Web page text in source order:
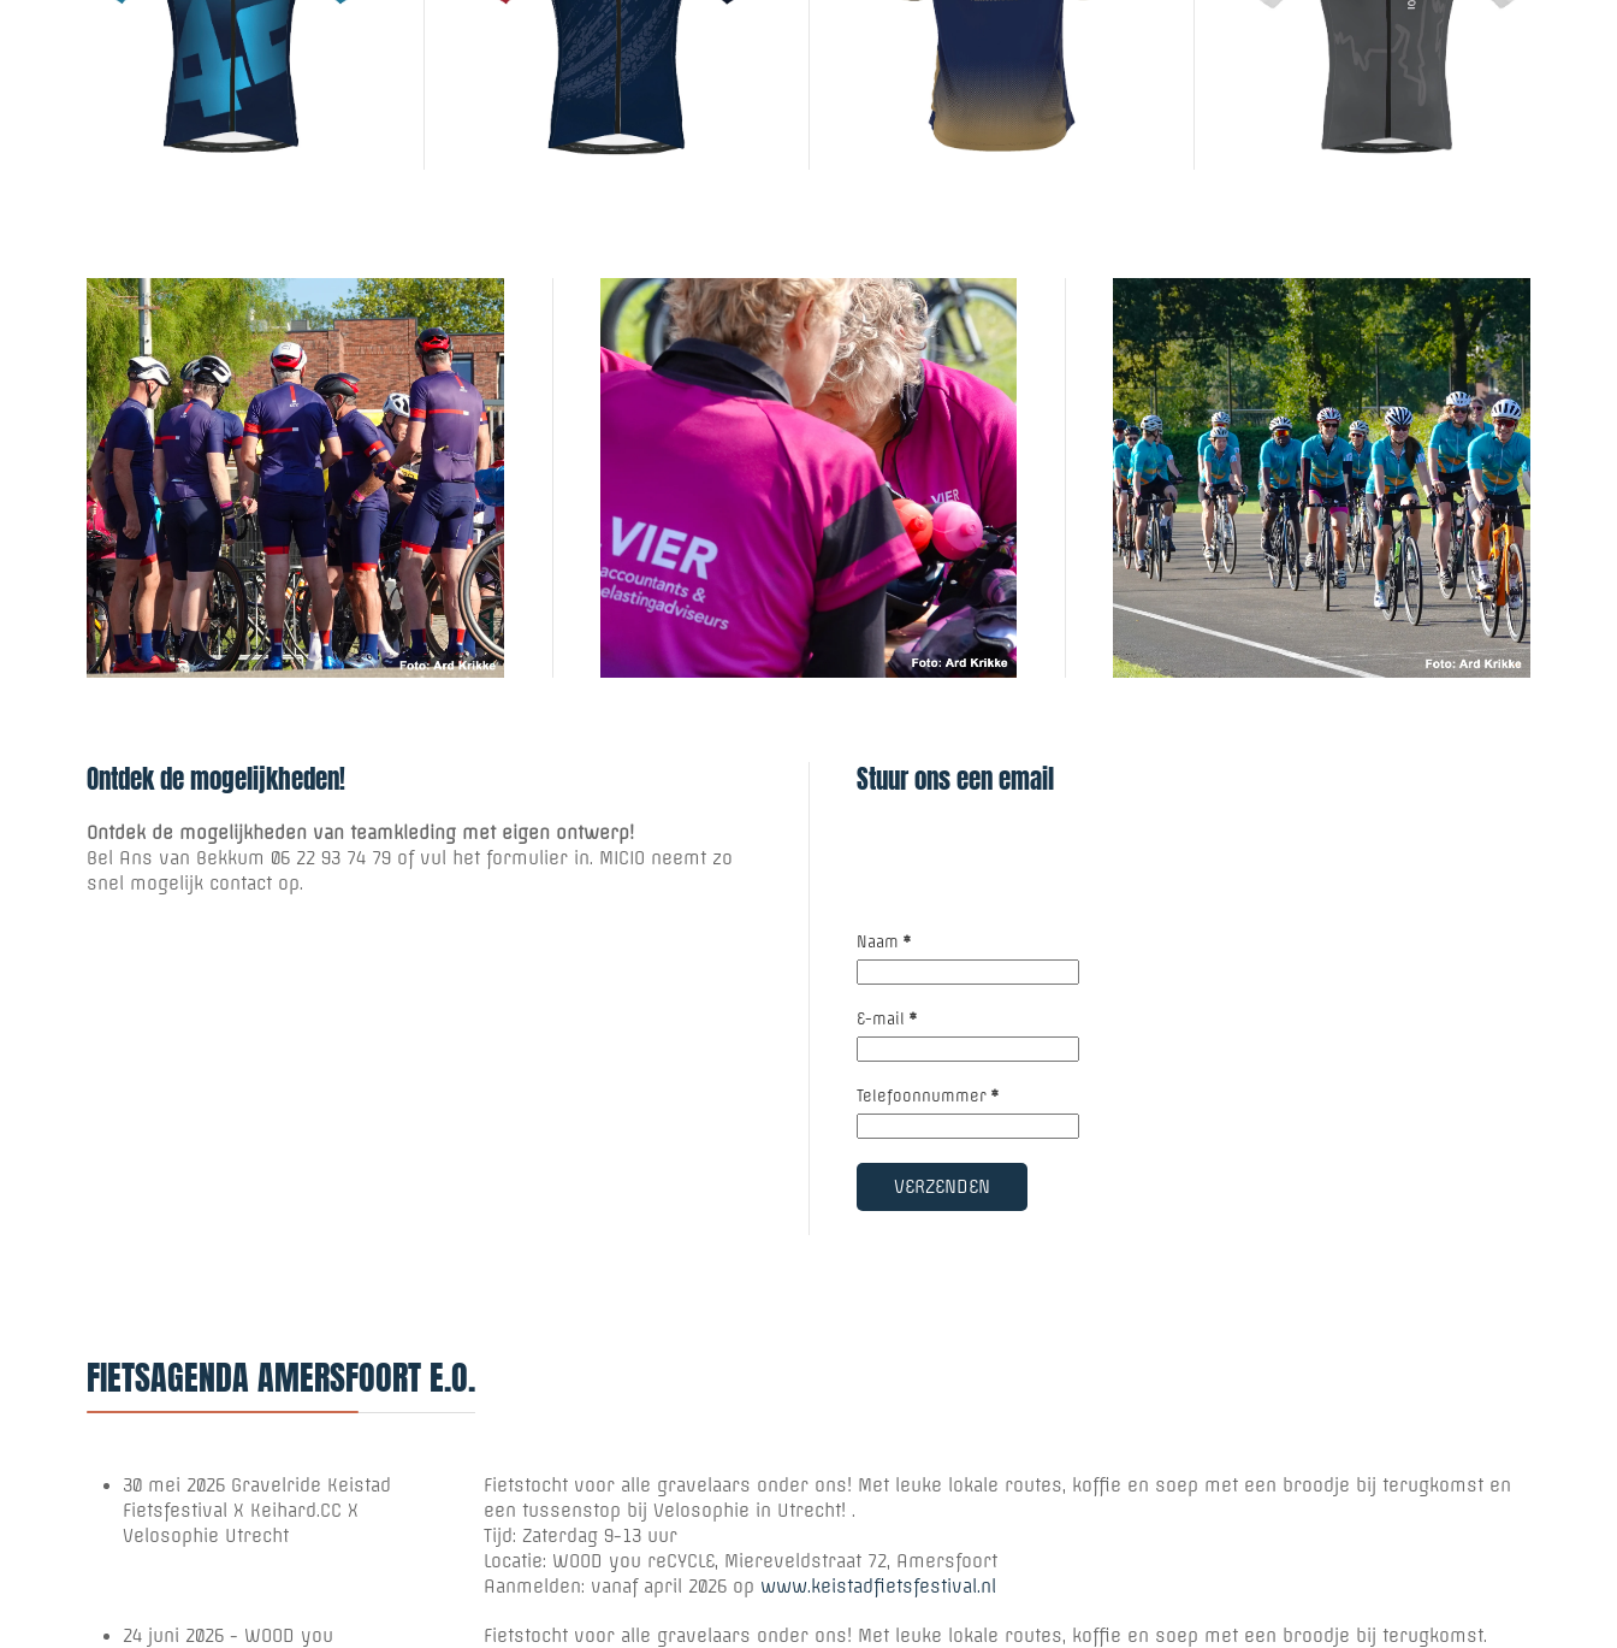
Ontdek de mogelijkheden!
Ontdek de mogelijkheden van teamkleding met eigen ontwerp!
Bel Ans van Bekkum 06 22 93 74 79 of vul het formulier in. MICIO neemt zo
snel mogelijk contact op.
Stuur ons een email
Naam *
E-mail *
Telefoonnummer *
VERZENDEN
FIETSAGENDA AMERSFOORT E.O.
30 mei 2026 Gravelride Keistad
Fietsfestival X Keihard.CC X
Velosophie Utrecht
Fietstocht voor alle gravelaars onder ons! Met leuke lokale routes, koffie en soep met een broodje bij terugkomst en
een tussenstop bij Velosophie in Utrecht! .
Tijd: Zaterdag 9-13 uur
Locatie: WOOD you reCYCLE, Miereveldstraat 72, Amersfoort
Aanmelden: vanaf april 2026 op www.keistadfietsfestival.nl
24 juni 2026 - WOOD you Fietstocht voor alle gravelaars onder ons! Met leuke lokale routes, koffie en soep met een broodje bij terugkomst.